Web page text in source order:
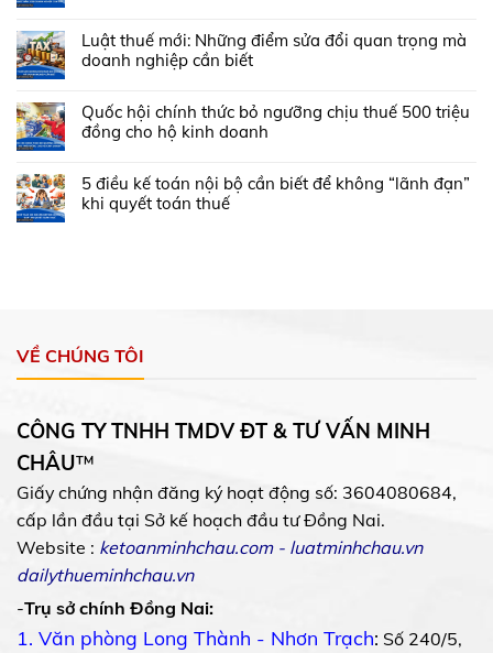
Luật thuế mới: Những điểm sửa đổi quan trọng mà
doanh nghiệp cần biết
Quốc hội chính thức bỏ ngưỡng chịu thuế 500 triệu
đồng cho hộ kinh doanh
5 điều kế toán nội bộ cần biết để không “lãnh đạn”
khi quyết toán thuế
VỀ CHÚNG TÔI
CÔNG TY TNHH TMDV ĐT & TƯ VẤN MINH
CHÂU™
Giấy chứng nhận đăng ký hoạt động số: 3604080684,
cấp lần đầu tại Sở kế hoạch đầu tư Đồng Nai.
Website : ketoanminhchau.com- luatminhchau.vn
dailythueminhchau.vn
-Trụ sở chính Đồng Nai:
1. Văn phòng Long Thành - Nhơn Trạch: Số 240/5,